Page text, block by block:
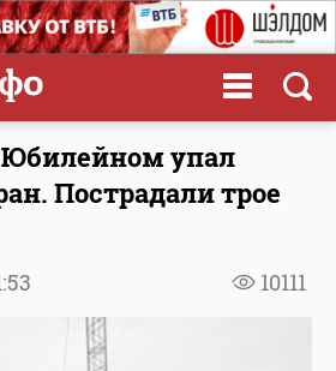
Юбилейном упал
Пострадали трое
10111